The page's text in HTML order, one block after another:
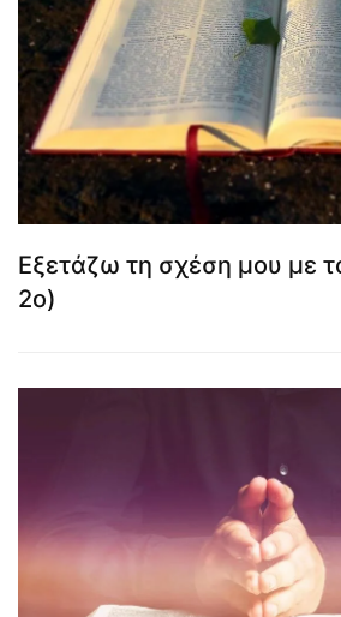
Εξετάζω τη σχέση μου με
2ο)